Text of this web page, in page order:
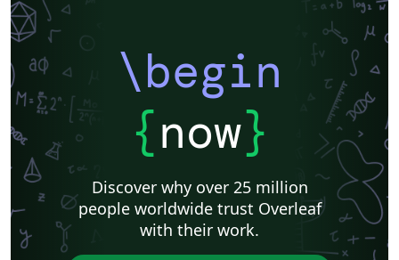
\begin
{now}
Discover why over 25 million
people worldwide trust Overleaf
with their work.